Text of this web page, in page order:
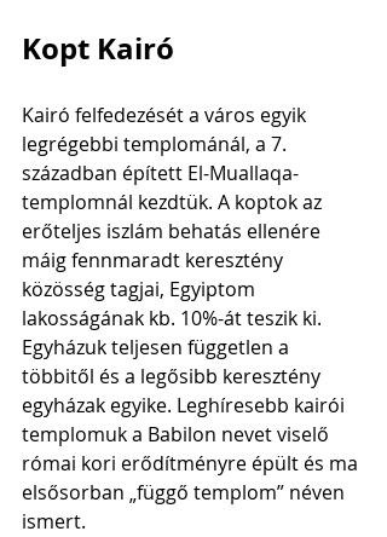
Kopt Kairó
Kairó felfedezését a város egyik
legrégebbi templománál, a 7.
században épített El-Muallaqa-
templomnál kezdtük. A koptok az
erőteljes iszlám behatás ellenére
máig fennmaradt keresztény
közösség tagjai, Egyiptom
lakosságának kb. 10%-át teszik ki.
Egyházuk teljesen független a
többitől és a legősibb keresztény
egyházak egyike. Leghíresebb kairói
templomuk a Babilon nevet viselő
római kori erődítményre épült és ma
elsősorban „függő templom” néven
ismert.